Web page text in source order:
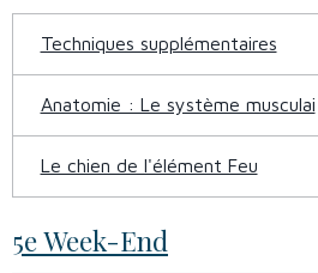
Techniques supplémentaires
Anatomie : Le système musculai
Le chien de l'élément Feu
5e Week-End